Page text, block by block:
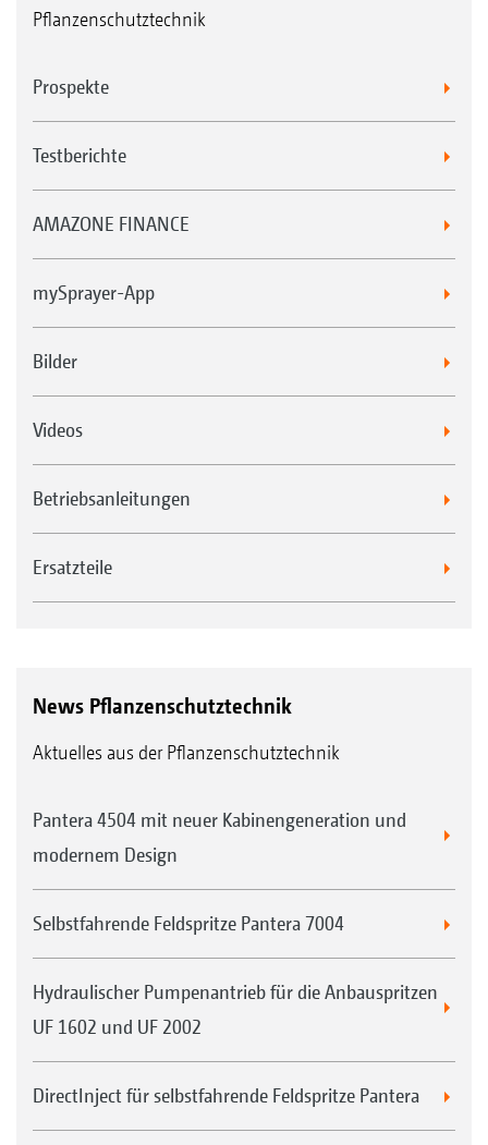
Pflanzenschutztechnik
Prospekte
Testberichte
AMAZONE FINANCE
mySprayer-App
Bilder
Videos
Betriebsanleitungen
Ersatzteile
News Pflanzenschutztechnik
Aktuelles aus der Pflanzenschutztechnik
Pantera 4504 mit neuer Kabinengeneration und
modernem Design
Selbstfahrende Feldspritze Pantera 7004
Hydraulischer Pumpenantrieb für die Anbauspritzen
UF 1602 und UF 2002
DirectInject für selbstfahrende Feldspritze Pantera